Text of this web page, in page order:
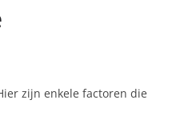
zijn enkele factoren die